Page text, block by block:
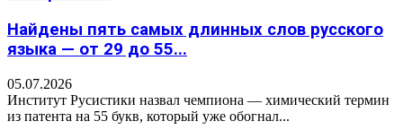
Найдены пять самых длинных слов русского
языка — от 29 до 55...
05.07.2026
Институт Русистики назвал чемпиона — химический термин
из патента на 55 букв, который уже обогнал...